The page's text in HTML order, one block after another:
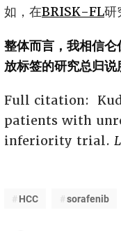
如，在BRISK-FL研
整体而言，我相信
放标签的研究总归说
Full citation:
patients with
inferiority trial.
HCC sorafenib